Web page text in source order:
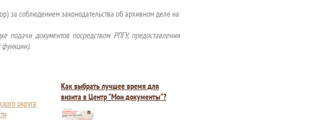
за соблюдением законодательства об архивном деле на
подачи документов посредством РПГУ, предоставления
функции).
округа
Как выбрать лучшее время для
визита в Центр "Мои документы"?